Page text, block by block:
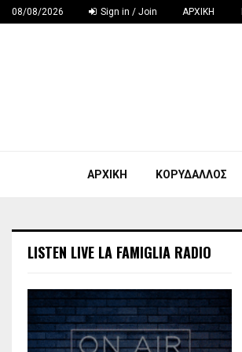
08/08/2026 Sign in / Join ΑΡΧΙΚΗ
ΑΡΧΙΚΗ ΚΟΡΥΔΑΛΛΟΣ
LISTEN LIVE LA FAMIGLIA RADIO